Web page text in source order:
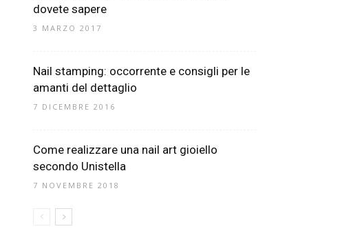
dovete sapere
3 MARZO 2017
Nail stamping: occorrente e consigli per le
amanti del dettaglio
7 DICEMBRE 2016
Come realizzare una nail art gioiello
secondo Unistella
7 NOVEMBRE 2018